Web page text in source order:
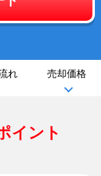
れ 売却価格
イント